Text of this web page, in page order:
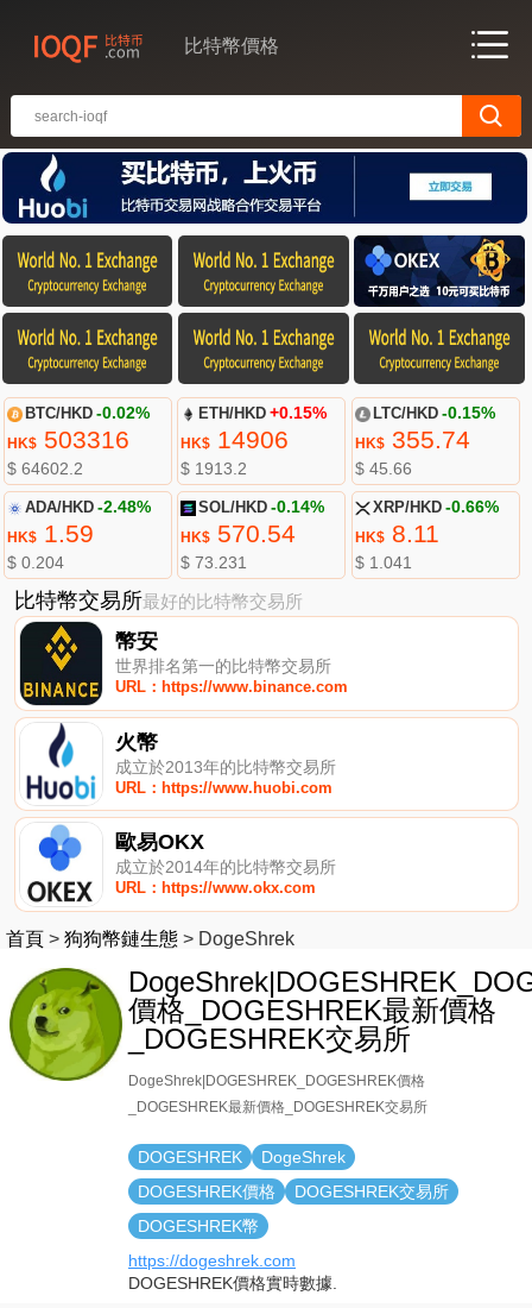
比特幣價格
BTC/HKD -0.02%
HK$503316
$ 64602.2
ETH/HKD +0.15%
HK$ 14906
$ 1913.2
LTC/HKD -0.15%
HK$355.74
$ 45.66
ADA/HKD -2.48%
HK$1.59
$ 0.204
SOL/HKD -0.14%
HK$ 570.54
$ 73.231
XRP/HKD -0.66%
HK$8.11
$ 1.041
比特幣交易所最好的比特幣交易所
幣安
世界排名第一的比特幣交易所
URL：https://www.binance.com
火幣
成立於2013年的比特幣交易所
URL：https://www.huobi.com
歐易OKX
成立於2014年的比特幣交易所
URL：https://www.okx.com
首頁 > 狗狗幣鏈生態 > DogeShrek
價格_DOGESHREK最新價格
_DOGESHREK交易所
DogeShrek|DOGESHREK_DOGESHREK價格
_DOGESHREK最新價格_DOGESHREK交易所
DOGESHREK
DogeShrek
DOGESHREK價格
DOGESHREK交易所
DOGESHREK幣
https://dogeshrek.com
DOGESHREK價格實時數據.